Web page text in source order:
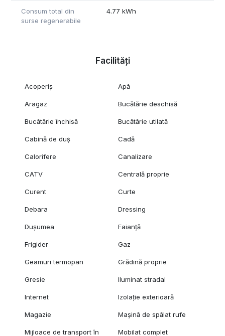
Consum total din
surse regenerabile
4.77 kWh
Facilități
Acoperiș Apă
Aragaz Bucătărie deschisă
Bucătărie închisă Bucătărie utilată
Cabină de duș Cadă
Calorifere Canalizare
CATV Centrală proprie
Curent Curte
Debara Dressing
Dușumea Faianță
Frigider Gaz
Geamuri termopan Grădină proprie
Gresie Iluminat stradal
Internet Izolație exterioară
Magazie Mașină de spălat rufe
Mijloace de transport în Mobilat complet